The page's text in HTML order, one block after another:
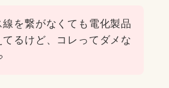
線を繋がなくても電化製品
てるけど、コレってダメな